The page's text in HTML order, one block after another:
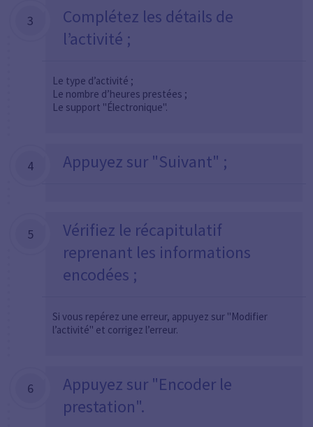
3
Complétez les détails de
l’activité ;
Le type d’activité ;
Le nombre d’heures prestées ;
Le support "Électronique".
4 Appuyez sur "Suivant" ;
5
Vérifiez le récapitulatif
reprenant les informations
encodées ;
Si vous repérez une erreur, appuyez sur "Modifier
l’activité" et corrigez l’erreur.
6
Appuyez sur "Encoder le
prestation".